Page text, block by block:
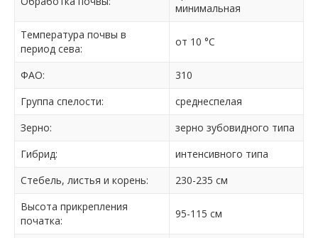
минимальная
Температура почвы в
период сева:
от 10 °C
ФАО:
310
Группа спелости:
среднеспелая
Зерно:
зерно зубовидного типа
Гибрид:
интенсивного типа
Стебель, листья и корень:
230-235 см
Высота прикрепления
початка:
95-115 см